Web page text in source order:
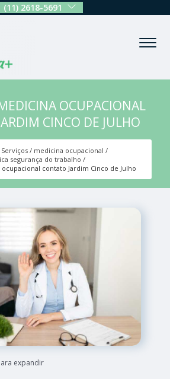
(11) 2618-5691
OCUPACIONAL
CINCO DE JULHO
Serviços
medicina ocupacional
segurança do trabalho
contato Jardim Cinco de Julho
expandir